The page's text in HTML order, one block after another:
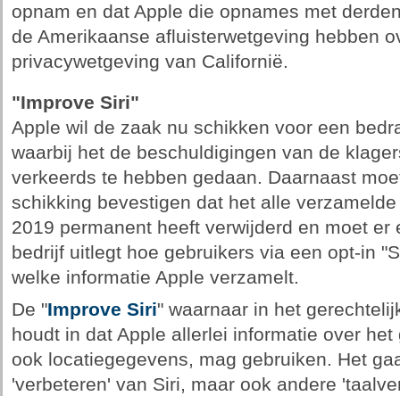
opnam en dat Apple die opnames met
de Amerikaanse afluisterwetgeving hebben
privacywetgeving van Californië.
"Improve Siri"
Apple wil de zaak nu schikken voor een
waarbij het de beschuldigingen van de
verkeerds te hebben gedaan. Daarnaast
schikking bevestigen dat het alle
2019 permanent heeft verwijderd en moet
bedrijf uitlegt hoe gebruikers via een opt-in
welke informatie Apple verzamelt.
De "Improve Siri" waarnaar in het
houdt in dat Apple allerlei informatie over
ook locatiegegevens, mag gebruiken. Het
'verbeteren' van Siri, maar ook andere